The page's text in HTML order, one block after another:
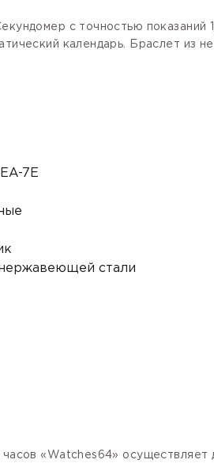
с точностью
календарь. Браслет из
7E
стали
«Watches64» осуществляет